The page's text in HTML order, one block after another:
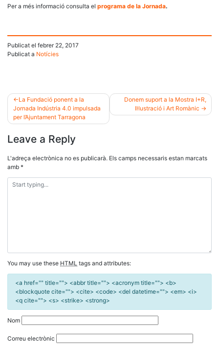
Per a més informació consulta el programa de la Jornada.
Publicat el febrer 22, 2017
Publicat a Notícies
Navegació
La Fundació ponent a la
Jornada Indústria 4.0 impulsada
per l’Ajuntament Tarragona
Donem suport a la Mostra I+R,
Il·lustració i Art Romànic
Leave a Reply
L'adreça electrònica no es publicarà. Els camps necessaris estan marcats
amb *
You may use these HTML tags and attributes:
<a href="" title=""> <abbr title=""> <acronym title=""> <b>
<blockquote cite=""> <cite> <code> <del datetime=""> <em> <i>
<q cite=""> <s> <strike> <strong>
Nom
Correu electrònic